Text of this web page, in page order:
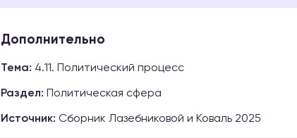
Дополнительно
Тема: 4.11. Политический процесс
Раздел: Политическая сфера
Источник: Сборник Лазебниковой и Коваль 2025